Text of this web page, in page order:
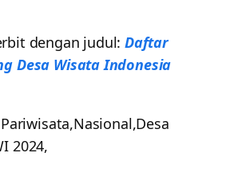
dengan judul: Daftar
Desa Wisata Indonesia
2024,